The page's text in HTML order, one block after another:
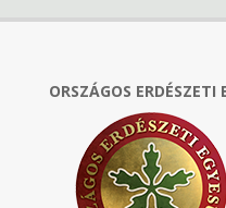
ORSZÁGOS ERDÉSZETI